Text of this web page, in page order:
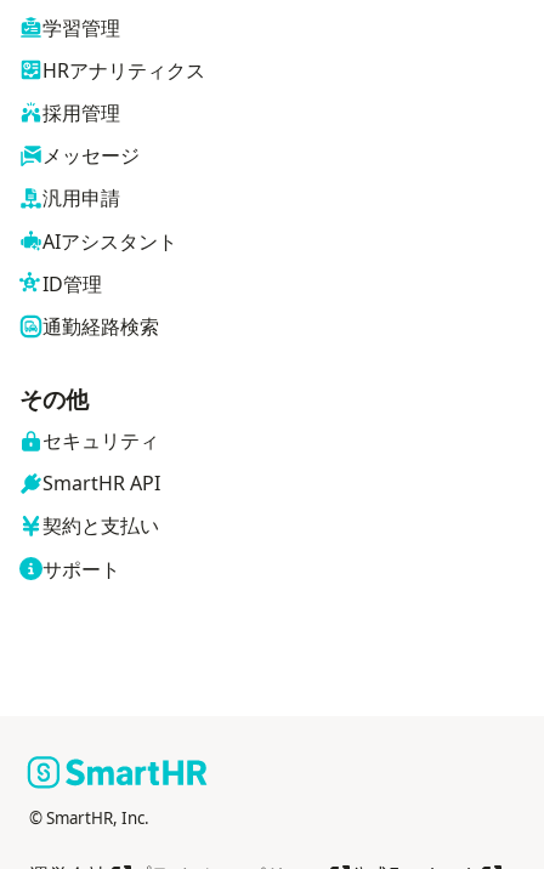
学習管理
HRアナリティクス
採用管理
メッセージ
汎用申請
AIアシスタント
ID管理
通勤経路検索
その他
セキュリティ
SmartHR API
契約と支払い
サポート
© SmartHR, Inc.